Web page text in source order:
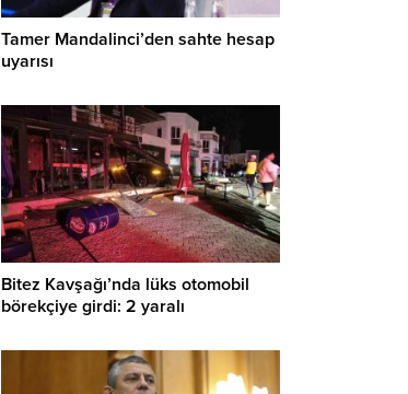
Tamer Mandalinci’den sahte hesap
uyarısı
Bitez Kavşağı’nda lüks otomobil
börekçiye girdi: 2 yaralı